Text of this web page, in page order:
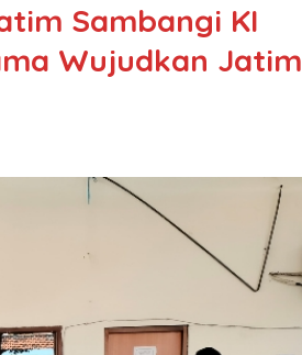
Sambangi KI
Wujudkan Jatim